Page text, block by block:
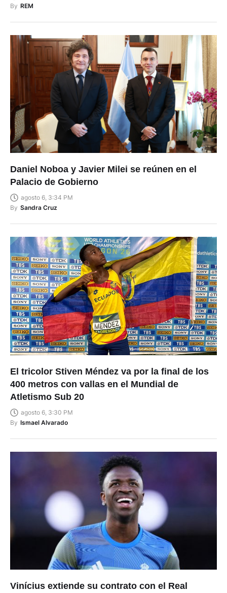
By REM
Daniel Noboa y Javier Milei se reúnen en el
Palacio de Gobierno
agosto 6, 3:34 PM
By Sandra Cruz
El tricolor Stiven Méndez va por la final de los
400 metros con vallas en el Mundial de
Atletismo Sub 20
agosto 6, 3:30 PM
By Ismael Alvarado
Vinícius extiende su contrato con el Real